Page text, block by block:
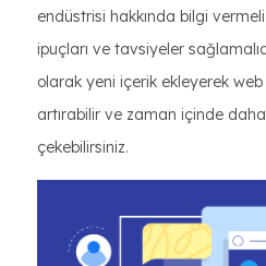
endüstrisi hakkında bilgi
ipuçları ve tavsiyeler
olarak yeni içerik ekleyerek
artırabilir ve zaman içinde
çekebilirsiniz.